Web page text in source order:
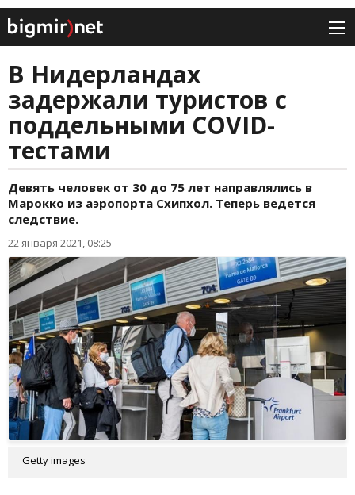
В Нидерландах
задержали туристов с
поддельными COVID-
тестами
Девять человек от 30 до 75 лет направлялись в
Марокко из аэропорта Схипхол. Теперь ведется
следствие.
22 января 2021, 08:25
Getty images